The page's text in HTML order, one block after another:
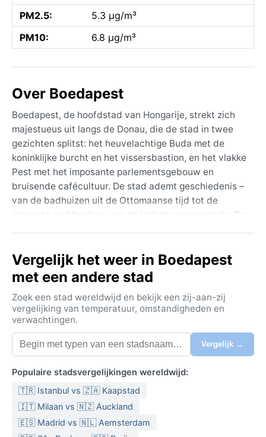
PM2.5:
5.3 µg/m³
PM10:
6.8 µg/m³
Over Boedapest
Boedapest, de hoofdstad van Hongarije, strekt zich
majestueus uit langs de Donau, die de stad in twee
gezichten splitst: het heuvelachtige Buda met de
koninklijke burcht en het vissersbastion, en het vlakke
Pest met het imposante parlementsgebouw en
bruisende cafécultuur. De stad ademt geschiedenis –
van de badhuizen uit de Ottomaanse tijd tot de
elegante architectuur van de Habsburgse periode. De
Boedapest in het Karpatenbekken, omringd door
zachte heuvels, wat zorgt voor een beschutte ligging.
Het klimaat valt onder de Köppenclassificatie Cfb,
een zeeklimaat met een continentale invloed. Zomers
zijn warm maar niet extreem, met gemiddelde
temperaturen rond 22°C, al kunnen hittegolven de
30°C overschrijden. Winters zijn koud, met
20 tot 30 dagen sneeuwval per jaar. Neerslag is
gelijkmatig verdeeld over de seizoenen, met een
lichte piek in de late lente en vroege zomer. De
luchtvochtigheid is gematigd, maar in de winter kan
mist optreden, vooral rond de Donau. Inpakken
Vergelijk het weer in Boedapest
met een andere stad
Zoek een stad wereldwijd en bekijk een zij-aan-zij
vergelijking van temperatuur, omstandigheden en
verwachtingen.
Vergelijk →
Populaire stadsvergelijkingen wereldwijd:
🇹🇷 Istanbul vs 🇿🇦 Kaapstad
🇮🇹 Milaan vs 🇳🇿 Auckland
🇪🇸 Madrid vs 🇳🇱 Aemsterdam